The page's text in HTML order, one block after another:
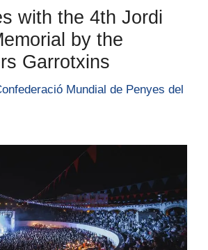
with the 4th Jordi
by the
Garrotxins
Mundial de Penyes del